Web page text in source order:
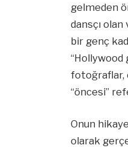
gelmeden
dansçı
bir genç
“Hollywood
fotoğraflar,
“öncesi”
Onun
olarak